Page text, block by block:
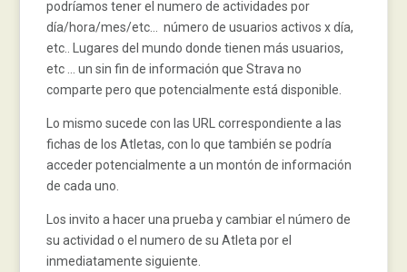
podríamos tener el numero de actividades por
día/hora/mes/etc… número de usuarios activos x día,
etc.. Lugares del mundo donde tienen más usuarios,
etc … un sin fin de información que Strava no
comparte pero que potencialmente está disponible.
Lo mismo sucede con las URL correspondiente a las
fichas de los Atletas, con lo que también se podría
acceder potencialmente a un montón de información
de cada uno.
Los invito a hacer una prueba y cambiar el número de
su actividad o el numero de su Atleta por el
inmediatamente siguiente.